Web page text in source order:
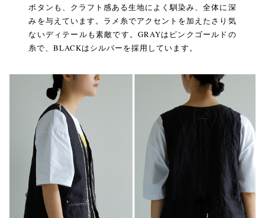
ボタンも、クラフト感ある生地によく馴染み、全体に深
みを与えています。ラメ糸でアクセントを加えたさり気
ないディテールも素敵です。GRAYはピンクゴールドの
糸で、BLACKはシルバーを採用しています。